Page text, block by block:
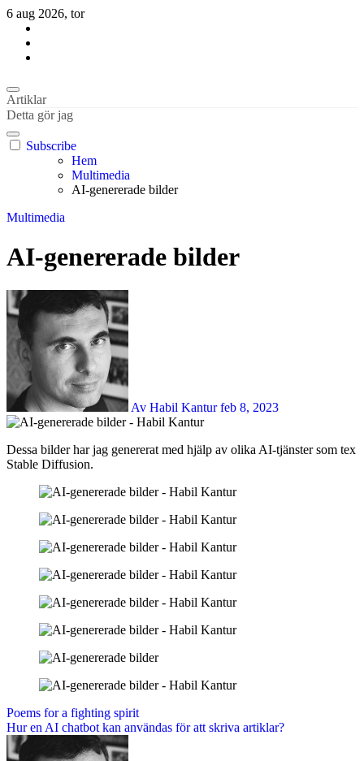
Hoppa
innehåll
6 aug 2026, tor
Habil Kantur
About business and the world
Habil Kantur
About business and the world
Artiklar
Detta gör jag
Subscribe
Hem
Multimedia
AI-genererade bilder
Multimedia
AI-genererade bilder
Av Habil Kanturfeb 8, 2023
Dessa bilder har jag genererat med hjälp av olika AI-tjänster som tex
Stable Diffusion.
Inläggsnavigering
Poems for a fighting spirit
Hur en AI chatbot kan användas för att skriva artiklar?